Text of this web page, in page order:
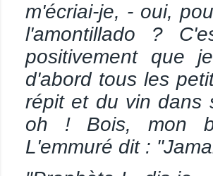
m'écriai-je, - oui,
l'amontillado ?
positivement que
d'abord tous les
répit et du vin dans
oh ! Bois, mon
L'emmuré dit :